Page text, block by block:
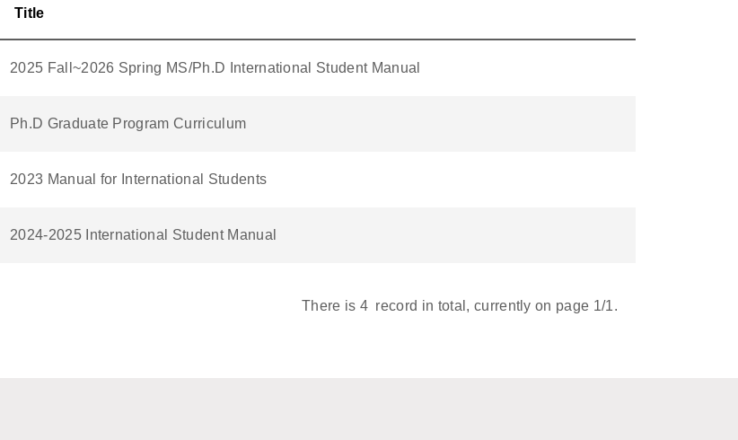
Title
2025 Fall~2026 Spring MS/Ph.D International Student Manual
Ph.D Graduate Program Curriculum
2023 Manual for International Students
2024-2025 International Student Manual
There is 4 record in total, currently on page 1/1.